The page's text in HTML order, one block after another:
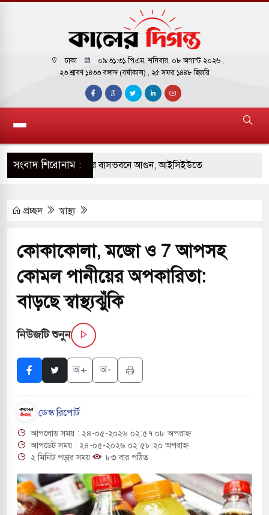
ঢাকা ০৯:৩১:৩২ পিএম, শনিবার, ০৮ অগাস্ট ২০২৬ ,
২৩ শ্রাবণ ১৪৩৩ বঙ্গাব্দ (বর্ষাকাল) , ২৫ সফর ১৪৪৮ হিজরি
সংবাদ শিরোনাম :
পাকিস্তানি হাইকমিশনারের বাসভবনে আগুন, আইসিইউতে
হয়ে আসছে ‘স্পেশাল রেসপন্স ব্যাটালিয়ন
মুখোমুখি সংঘর্ষে ৯ জন নিহত
৬ শ্রমিক নিহত, আহত ১৫
গুলিতে শিক্ষক নিহত, হামলাকারীর আত্মহত্যা
মধ্যপ্রাচ্যে ব্ল্যাকআউটের কঠোর হুঁশিয়ারি ইরানের
বিমানবন্দরের নিরাপত্তা তল্লাশিতে ছাড় দেওয়া হবে না:
দক্ষিণ কোরিয়ার বন্দি ২৫ শতাংশ বেড়েছে
থাকুক বা না থাকুক, ইরানে একক সামরিক পদক্ষেপের
প্রচ্ছদ স্বাস্থ্য
কোকাকোলা, মজো ও 7 আপসহ
কোমল পানীয়ের অপকারিতা:
বাড়ছে স্বাস্থ্যঝুঁকি
নিউজটি শুনুন
অ+ অ-
ডেস্ক রিপোর্ট
আপলোড সময় : ২৪-০৫-২০২৬ ০২:৫৭:০৮ অপরাহ্ন
আপডেট সময় : ২৪-০৫-২০২৬ ০২:৫৮:২০ অপরাহ্ন
২ মিনিট পড়ার সময়
৮৩ বার পঠিত